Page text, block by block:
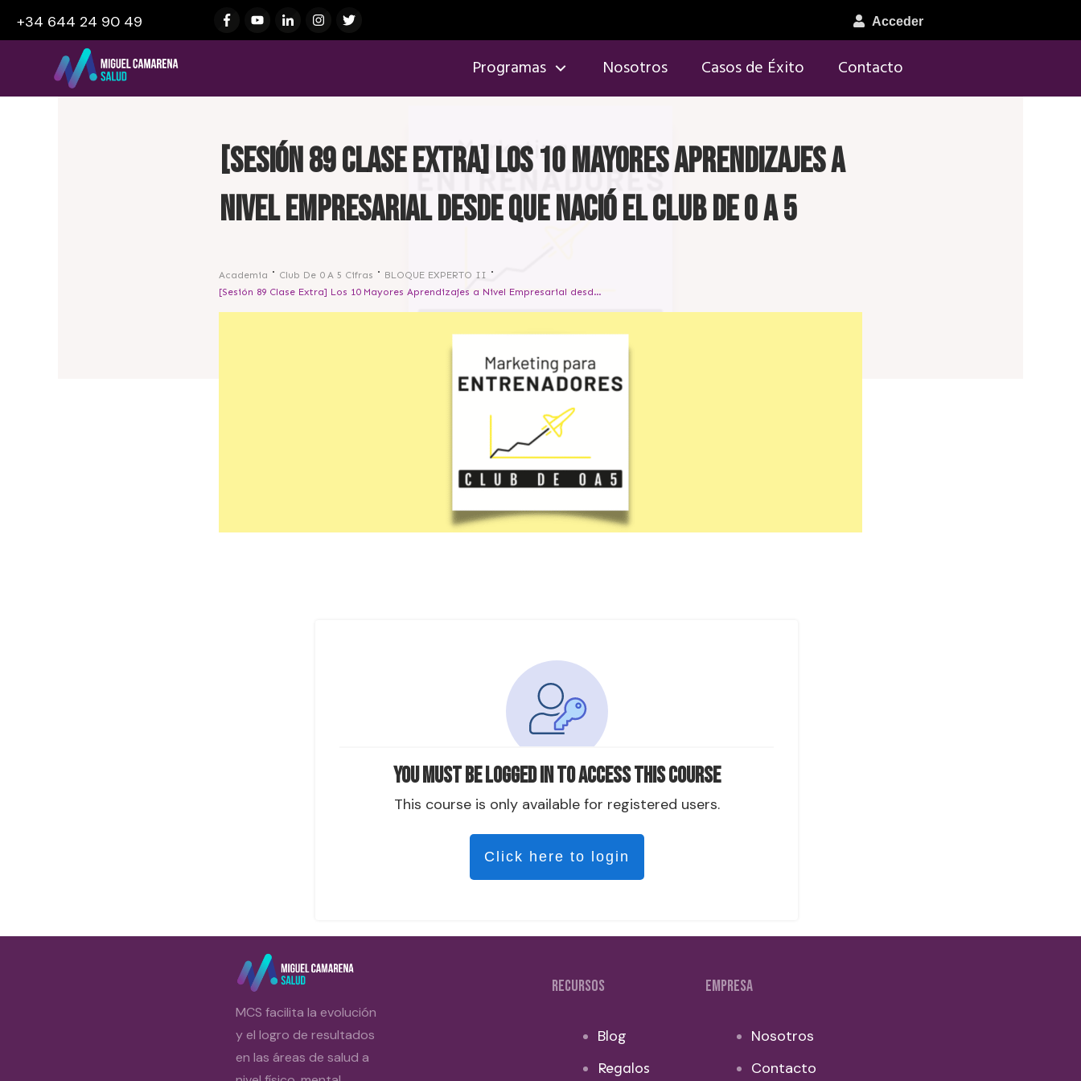
+34 644 24 90 49 Acceder
Programas Nosotros Casos de Éxito Contacto
[Sesión 89 Clase Extra] Los 10 Mayores Aprendizajes a
Nivel Empresarial desde que nació el Club de 0 a 5
Academia Club De 0 A 5 Cifras
BLOQUE EXPERTO II
[Sesión 89 Clase Extra] Los 10 Mayores Aprendizajes a Nivel Empresarial desde que nació el Club de 0 a 5
You must be logged in to access this course
This course is only available for registered users.
Click here to login
MCS facilita la evolución
y el logro de resultados
en las áreas de salud a
RECURSOS
Blog
Regalos
EMPRESA
Nosotros
Contacto